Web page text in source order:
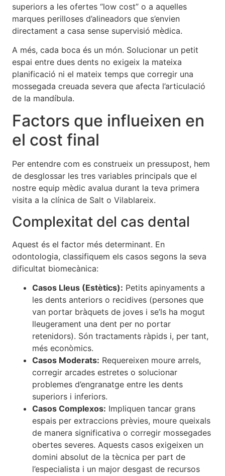
superiors a les ofertes “low cost” o a aquelles
marques perilloses d’alineadors que s’envien
directament a casa sense supervisió mèdica.
A més, cada boca és un món. Solucionar un petit
espai entre dues dents no exigeix la mateixa
planificació ni el mateix temps que corregir una
mossegada creuada severa que afecta l’articulació
de la mandíbula.
Factors que influeixen en
el cost final
Per entendre com es construeix un pressupost, hem
de desglossar les tres variables principals que el
nostre equip mèdic avalua durant la teva primera
visita a la clínica de Salt o Vilablareix.
Complexitat del cas dental
Aquest és el factor més determinant. En
odontologia, classifiquem els casos segons la seva
dificultat biomecànica:
Casos Lleus (Estètics): Petits apinyaments a
les dents anteriors o recidives (persones que
van portar bràquets de joves i se’ls ha mogut
lleugerament una dent per no portar
retenidors). Són tractaments ràpids i, per tant,
més econòmics.
Casos Moderats: Requereixen moure arrels,
corregir arcades estretes o solucionar
problemes d’engranatge entre les dents
superiors i inferiors.
Casos Complexos: Impliquen tancar grans
espais per extraccions prèvies, moure queixals
de manera significativa o corregir mossegades
obertes severes. Aquests casos exigeixen un
domini absolut de la tècnica per part de
l’especialista i un major desgast de recursos